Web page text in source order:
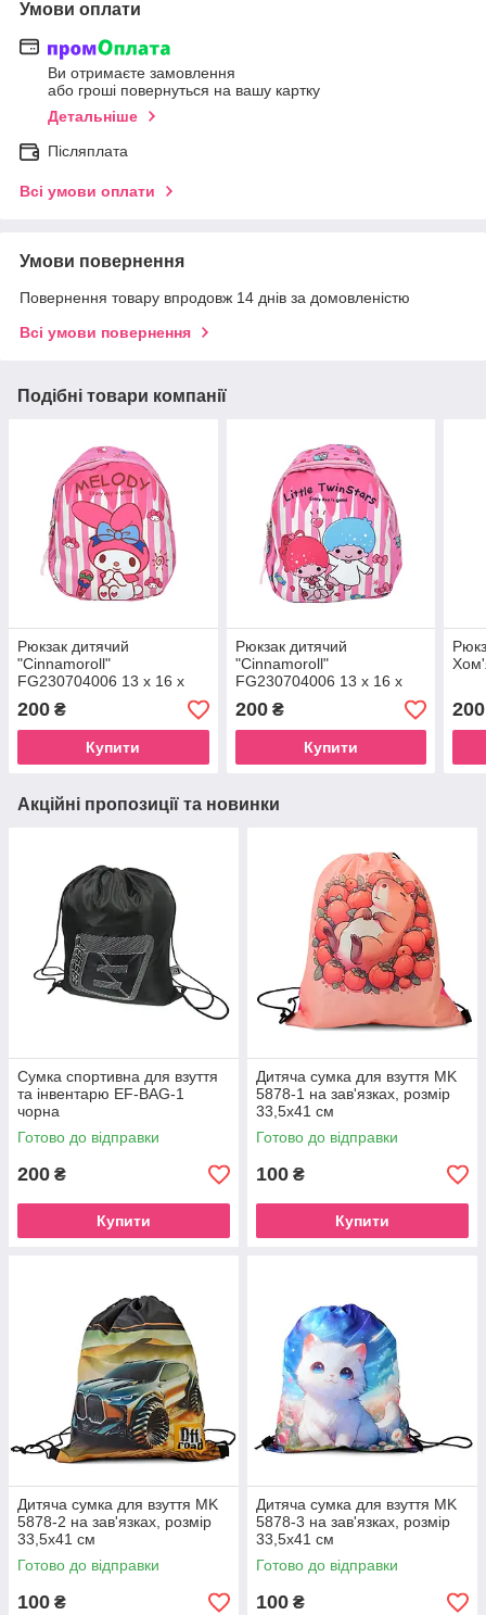
Умови оплати
Ви отримаєте замовлення
або гроші повернуться на вашу картку
Детальніше
Післяплата
Всі умови оплати
Умови повернення
Повернення товару впродовж 14 днів за домовленістю
Всі умови повернення
Подібні товари компанії
Рюкзак дитячий
"Cinnamoroll"
FG230704006 13 x 16 x
6,5 см 1 ремінь, застібка-
блискавка Pink-2
200 ₴
Купити
Рюкзак дитячий
"Cinnamoroll"
FG230704006 13 x 16 x
6,5 см 1 ремінь, застібка-
блискавка Pink-1
200₴
Купити
200
Акційні пропозиції та новинки
Сумка спортивна для взуття
та інвентарю EF-BAG-1
чорна
Готово до відправки
200 ₴
Купити
Дитяча сумка для взуття MK
5878-1 на зав'язках, розмір
33,5х41 см
Готово до відправки
100 ₴
Купити
Дитяча сумка для взуття MK
5878-2 на зав'язках, розмір
33,5х41 см
Готово до відправки
100 ₴
Дитяча сумка для взуття MK
5878-3 на зав'язках, розмір
33,5х41 см
Готово до відправки
100 ₴